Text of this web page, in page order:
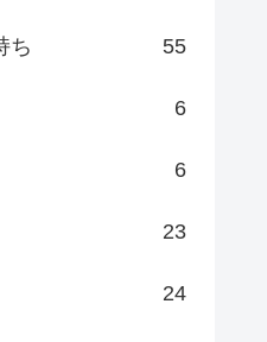
ち 55
6
6
23
24